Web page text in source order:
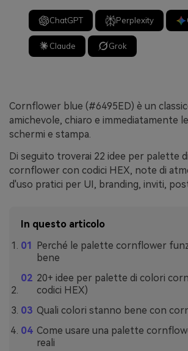
ChatGPT Perplexity
Claude Grok
Cornflower blue (#6495ED) è un
amichevole, chiaro e immediatamente
schermi e stampa.
Di seguito troverai 22 idee per palette
cornflower con codici HEX, note di
d'uso pratici per UI, branding, inviti,
In questo articolo
Perché le palette cornflower
bene
20+ idee per palette di colori
codici HEX)
Quali colori stanno bene con
Come usare una palette
reali